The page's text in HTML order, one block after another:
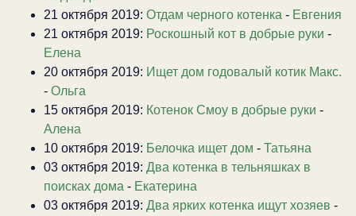
21 октября 2019: Отдам черного котенка - Евгения
21 октября 2019: Роскошный кот в добрые руки -
Елена
20 октября 2019: Ищет дом годовалый котик Макс.
- Ольга
15 октября 2019: Котенок Смоу в добрые руки -
Алена
10 октября 2019: Белочка ищет дом - Татьяна
03 октября 2019: Два котенка в тельняшках в
поисках дома - Екатерина
03 октября 2019: Два ярких котенка ищут хозяев -